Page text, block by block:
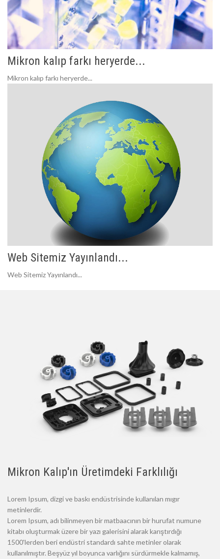
Mikron kalıp farkı heryerde...
Mikron kalıp farkı heryerde...
Web Sitemiz Yayınlandı...
Web Sitemiz Yayınlandı...
Mikron Kalıp'ın Üretimdeki Farklılığı
Lorem Ipsum, dizgi ve baskı endüstrisinde kullanılan mıgır
metinlerdir.
Lorem Ipsum, adı bilinmeyen bir matbaacının bir hurufat numune
kitabı oluşturmak üzere bir yazı galerisini alarak karıştırdığı
1500'lerden beri endüstri standardı sahte metinler olarak
kullanılmıştır. Beşyüz yıl boyunca varlığını sürdürmekle kalmamış,